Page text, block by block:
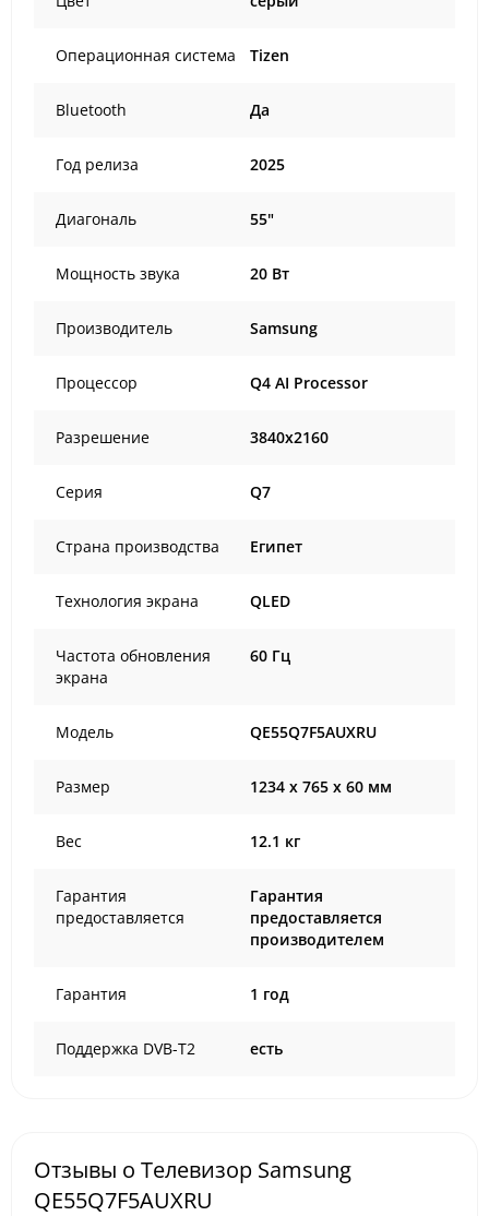
Операционная система Tizen
Bluetooth Да
Год релиза 2025
Диагональ 55"
Мощность звука 20 Вт
Производитель Samsung
Процессор Q4 AI Processor
Разрешение 3840x2160
Серия Q7
Страна производства Египет
Технология экрана QLED
Частота обновления
экрана
60 Гц
Модель QE55Q7F5AUXRU
Размер 1234 x 765 x 60 мм
Вес 12.1 кг
Гарантия
предоставляется
Гарантия
предоставляется
производителем
Гарантия 1 год
Поддержка DVB-T2 есть
Отзывы о Телевизор Samsung
QE55Q7F5AUXRU